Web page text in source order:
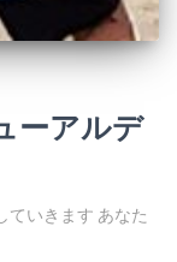
ーアルデ
ていきます あなた